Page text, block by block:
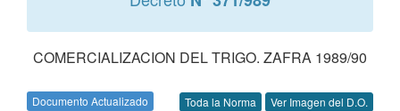
COMERCIALIZACION DEL TRIGO. ZAFRA 1989/90
Documento Actualizado Toda la Norma Ver Imagen del D.O.